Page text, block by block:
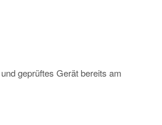
geprüftes Gerät bereits am